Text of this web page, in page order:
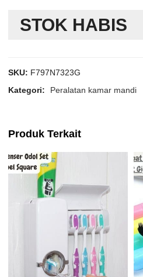
STOK HABIS
SKU: F797N7323G
Kategori:
Peralatan kamar mandi
Produk Terkait